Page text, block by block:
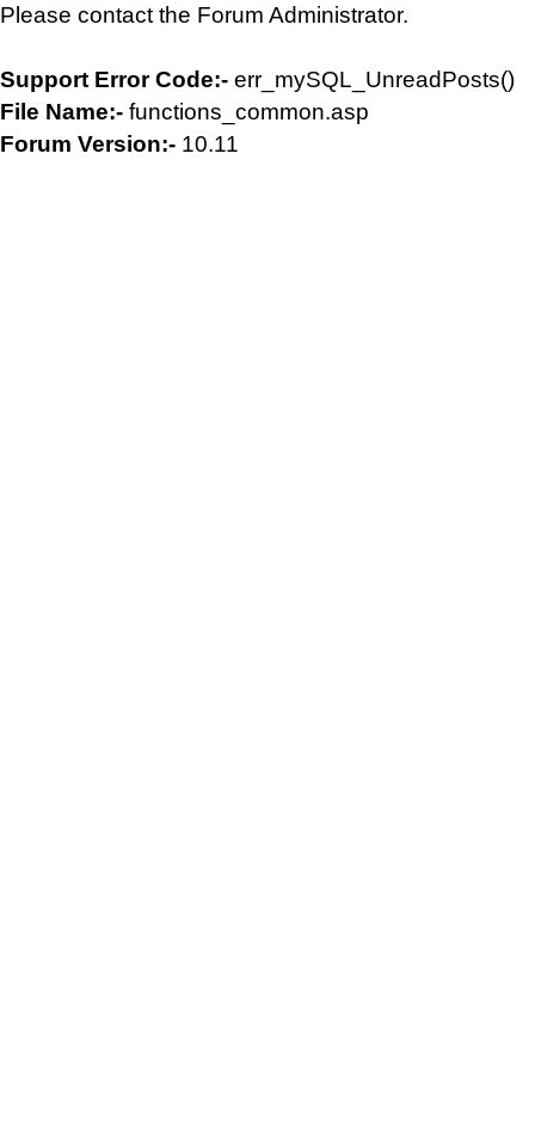
Please contact the Forum Administrator.
Support Error Code:- err_mySQL_UnreadPosts()
File Name:- functions_common.asp
Forum Version:- 10.11